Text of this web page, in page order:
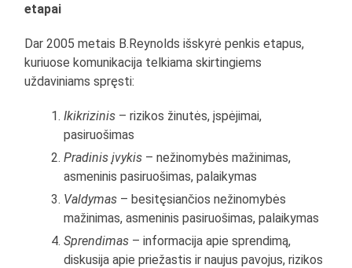
etapai
Dar 2005 metais B.Reynolds išskyrė penkis etapus,
kuriuose komunikacija telkiama skirtingiems
uždaviniams spręsti:
Ikikrizinis – rizikos žinutės, įspėjimai,
pasiruošimas
Pradinis įvykis – nežinomybės mažinimas,
asmeninis pasiruošimas, palaikymas
Valdymas – besitęsiančios nežinomybės
mažinimas, asmeninis pasiruošimas, palaikymas
Sprendimas – informacija apie sprendimą,
diskusija apie priežastis ir naujus pavojus, rizikos